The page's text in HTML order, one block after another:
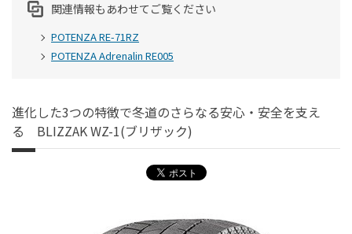
関連情報もあわせてご覧ください
POTENZA RE-71RZ
POTENZA Adrenalin RE005
進化した3つの特徴で冬道のさらなる安心・安全を支え
る BLIZZAK WZ-1(ブリザック)